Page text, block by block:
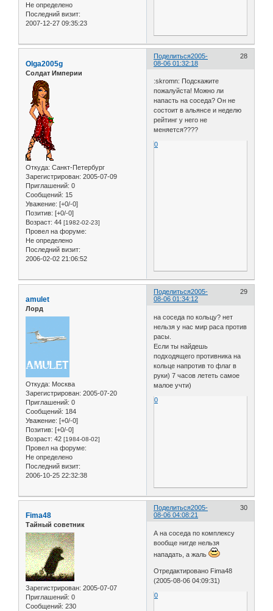
Не определено
Последний визит:
2007-12-27 09:35:23
Поделиться 28
2005-
08-06 01:32:18
Olga2005g
Солдат Империи
Откуда: Санкт-Петербург
Зарегистрирован: 2005-07-09
Приглашений: 0
Сообщений: 15
Уважение: [+0/-0]
Позитив: [+0/-0]
Возраст: 44 [1982-02-23]
Провел на форуме:
Не определено
Последний визит:
2006-02-02 21:06:52
:skromn: Подскажите
пожалуйста! Можно ли
напасть на соседа? Он не
состоит в альянсе и неделю
рейтинг у него не
меняется????
0
Поделиться 29
2005-
08-06 01:34:12
amulet
Лорд
Откуда: Москва
Зарегистрирован: 2005-07-20
Приглашений: 0
Сообщений: 184
Уважение: [+0/-0]
Позитив: [+0/-0]
Возраст: 42 [1984-08-02]
Провел на форуме:
Не определено
Последний визит:
2006-10-25 22:32:38
на соседа по кольцу? нет
нельзя у нас мир раса против
расы.
Если ты найдешь
подходящего противника на
кольце напротив то флаг в
руки) 7 часов лететь самое
малое учти)
0
Поделиться 30
2005-
08-06 04:08:21
Fima48
Тайный советник
Зарегистрирован: 2005-07-07
Приглашений: 0
Сообщений: 230
А на соседа по комплексу
вообще нигде нельзя
нападать, а жаль
Отредактировано Fima48
(2005-08-06 04:09:31)
0